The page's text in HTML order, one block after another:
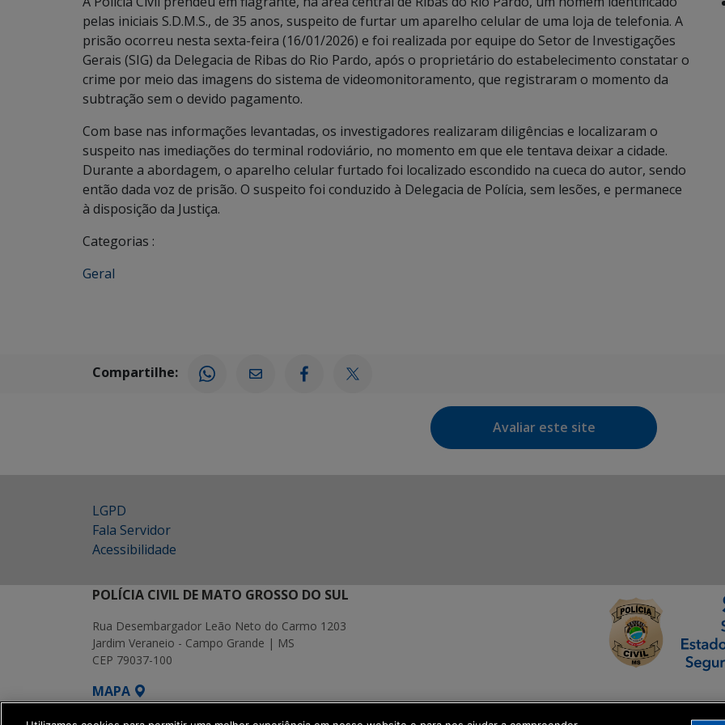
pelas iniciais S.D.M.S., de 35 anos, suspeito de furtar um aparelho celular de uma loja de telefonia. A
prisão ocorreu nesta sexta-feira (16/01/2026) e foi realizada por equipe do Setor de Investigações
Gerais (SIG) da Delegacia de Ribas do Rio Pardo, após o proprietário do estabelecimento constatar o
crime por meio das imagens do sistema de videomonitoramento, que registraram o momento da
subtração sem o devido pagamento.
Com base nas informações levantadas, os investigadores realizaram diligências e localizaram o
suspeito nas imediações do terminal rodoviário, no momento em que ele tentava deixar a cidade.
Durante a abordagem, o aparelho celular furtado foi localizado escondido na cueca do autor, sendo
então dada voz de prisão. O suspeito foi conduzido à Delegacia de Polícia, sem lesões, e permanece
à disposição da Justiça.
Categorias :
Geral
Compartilhe:
Avaliar este site
LGPD
Fala Servidor
Acessibilidade
POLÍCIA CIVIL DE MATO GROSSO DO SUL
Rua Desembargador Leão Neto do Carmo 1203
Jardim Veraneio - Campo Grande | MS
CEP 79037-100
MAPA
SETDIG | Secretaria-Executiva de Transformação Digital